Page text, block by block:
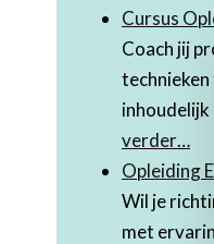
Cursus
Coach jij
technieken
verder…
Opleiding
Wil je
met